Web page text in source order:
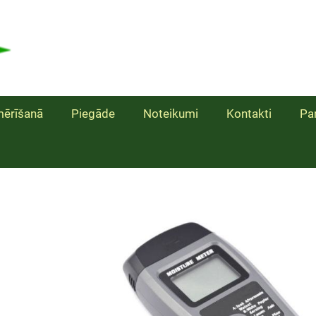
Piegāde Noteikumi Kontakti